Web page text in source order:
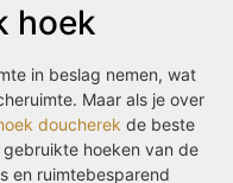
hoek
in beslag nemen, wat
Maar als je over
doucherek de beste
hoeken van de
en ruimtebesparend